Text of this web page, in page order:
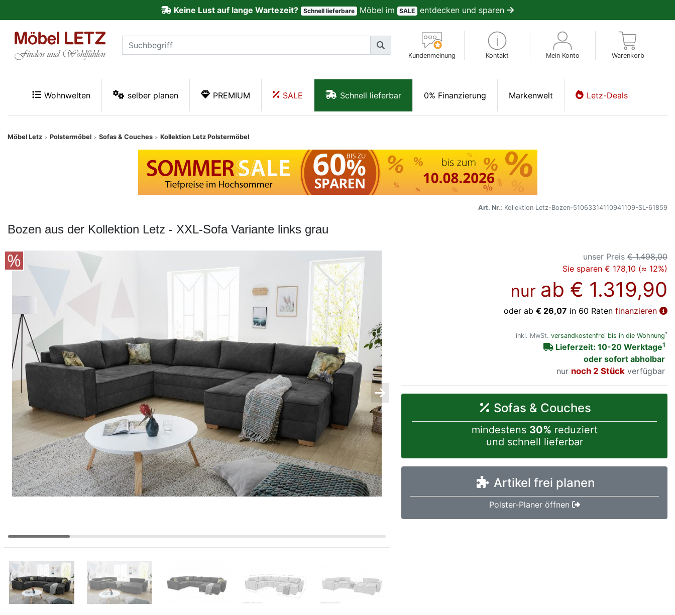
Keine Lust auf lange Wartezeit? Schnell lieferbare Möbel im SALE entdecken und sparen
Kundenmeinung Kontakt Mein Konto Warenkorb
Wohnwelten selber planen PREMIUM SALE Schnell lieferbar 0% Finanzierung Markenwelt Letz-Deals
Möbel Letz > Polstermöbel > Sofas & Couches > Kollektion Letz Polstermöbel
Art. Nr.: Kollektion Letz-Bozen-51063314110941109-SL-61859
Bozen aus der Kollektion Letz - XXL-Sofa Variante links grau
unser Preis € 1.498,00
Sie sparen € 178,10 (≈ 12%)
nur ab € 1.319,90
oder ab € 26,07 in 60 Raten finanzieren
inkl. MwSt. versandkostenfrei bis in die Wohnung*
Lieferzeit: 10-20 Werktage1
oder sofort abholbar
nur
noch 2 Stück verfügbar
Sofas & Couches
mindestens 30% reduziert
und schnell lieferbar
Artikel frei planen
Polster-Planer öffnen
Kundenmeinungen
PREMIUM
Schnell
Konfigurator
Finanzierung
Markenwelt
Deals